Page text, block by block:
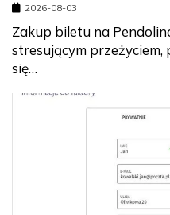
2026-08-03
Zakup biletu na
stresującym
się…